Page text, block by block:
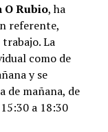
O Rubio, ha
referente,
La
como de
yse
de mañana, de
a 18:30